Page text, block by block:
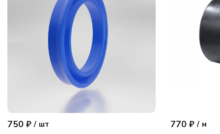
750 ₽ / шт 770 ₽ / м